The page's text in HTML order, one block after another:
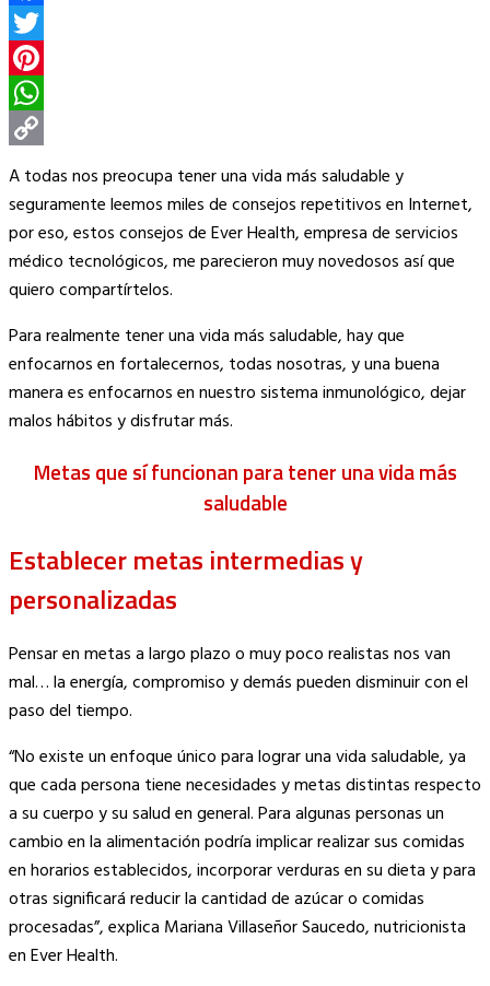
Facebook
Twitter
Pinterest
WhatsApp
Copy
Link
A todas nos preocupa tener una vida más saludable y
seguramente leemos miles de consejos repetitivos en Internet,
por eso, estos consejos de Ever Health, empresa de servicios
médico tecnológicos, me parecieron muy novedosos así que
quiero compartírtelos.
Para realmente tener una vida más saludable, hay que
enfocarnos en fortalecernos, todas nosotras, y una buena
manera es enfocarnos en nuestro sistema inmunológico, dejar
malos hábitos y disfrutar más.
Metas que sí funcionan para tener una vida más
saludable
Establecer metas intermedias y
personalizadas
Pensar en metas a largo plazo o muy poco realistas nos van
mal… la energía, compromiso y demás pueden disminuir con el
paso del tiempo.
“No existe un enfoque único para lograr una vida saludable, ya
que cada persona tiene necesidades y metas distintas respecto
a su cuerpo y su salud en general. Para algunas personas un
cambio en la alimentación podría implicar realizar sus comidas
en horarios establecidos, incorporar verduras en su dieta y para
otras significará reducir la cantidad de azúcar o comidas
procesadas”, explica Mariana Villaseñor Saucedo, nutricionista
en Ever Health.